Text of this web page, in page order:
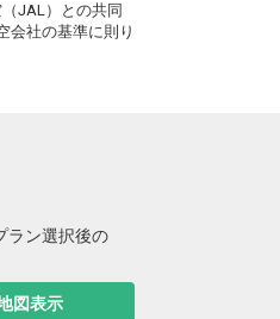
+34,100円
JAL）との共同
会社の基準に則り
ラン選択後の
図表示